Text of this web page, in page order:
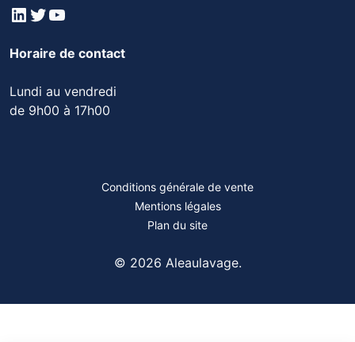
LinkedIn
Twitter
YouTube
Horaire de contact
Lundi au vendredi
de 9h00 à 17h00
Conditions générale de vente
Mentions légales
Plan du site
© 2026 Aleaulavage.